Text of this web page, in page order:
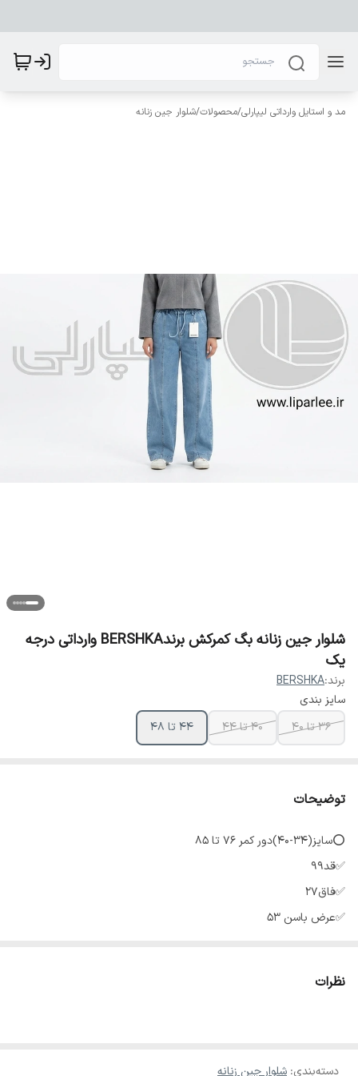
مد و استایل وارداتی لیپارلی/محصولات/شلوار جین زنانه
شلوار جین زنانه بگ کمرکش برندBERSHKA وارداتی درجه
یک
برند:BERSHKA
سایز بندی
36 تا 40
40 تا 44 44 تا 48
توضیحات
⭕سایز(۳۴-۴۰)دور کمر 76 تا ۸۵
✅قد99
✅فاق۲۷
✅عرض باسن ۵۳
✅فاق۲۹
نظرات
دسته‌بندی: شلوار جین زنانه